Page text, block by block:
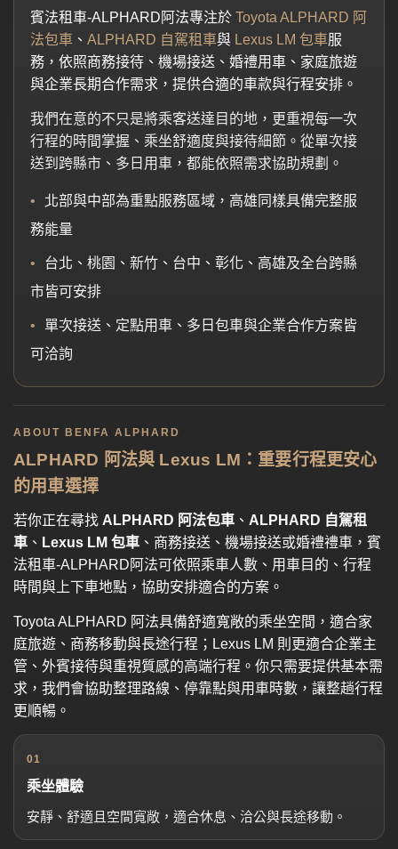
賓法租車-ALPHARD阿法專注於 Toyota ALPHARD 阿
法包車 、 ALPHARD 自駕租車與 Lexus LM 包車服
務，依照商務接待、機場接送、婚禮用車、家庭旅遊
與企業長期合作需求，提供合適的車款與行程安排。
我們在意的不只是將乘客送達目的地，更重視每一次
行程的時間掌握、乘坐舒適度與接待細節。從單次接
送到跨縣市、多日用車，都能依照需求協助規劃。
北部與中部為重點服務區域，高雄同樣具備完整服
務能量
台北、桃園、新竹、台中、彰化、高雄及全台跨縣
市皆可安排
單次接送、定點用車、多日包車與企業合作方案皆
可洽詢
ABOUT BENFA ALPHARD
ALPHARD 阿法與 Lexus LM：重要行程更安心
的用車選擇
若你正在尋找 ALPHARD 阿法包車 、 ALPHARD 自駕租
車 、 Lexus LM 包車 、商務接送、機場接送或婚禮禮車，賓
法租車-ALPHARD阿法可依照乘車人數、用車目的、行程
時間與上下車地點，協助安排適合的方案。
Toyota ALPHARD 阿法具備舒適寬敞的乘坐空間，適合家
庭旅遊、商務移動與長途行程；Lexus LM 則更適合企業主
管、外賓接待與重視質感的高端行程。你只需要提供基本需
求，我們會協助整理路線、停靠點與用車時數，讓整趟行程
更順暢。
01
乘坐體驗
安靜、舒適且空間寬敞，適合休息、洽公與長途移動。